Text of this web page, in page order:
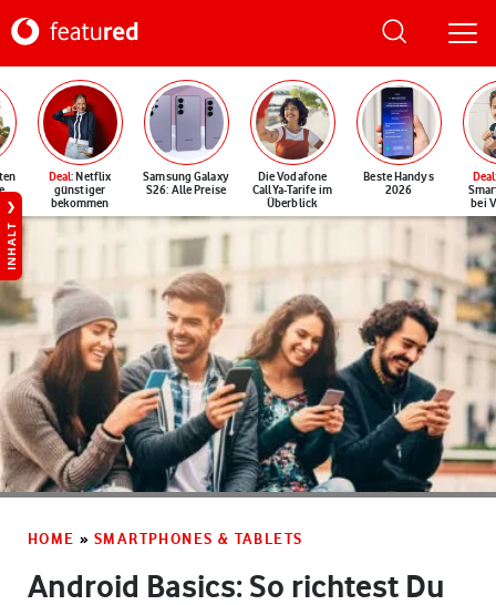
Deal: Netflix
günstiger
bekommen
Samsung Galaxy
S26: Alle Preise
Die Vodafone
CallYa-Tarife im
Überblick
Beste Handys
2026
Deal
bei
INHALT
HOME » SMARTPHONES & TABLETS
Android Basics: So richtest Du